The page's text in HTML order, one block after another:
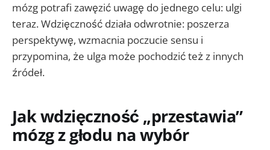
mózg potrafi zawęzić uwagę do jednego celu: ulgi
teraz. Wdzięczność działa odwrotnie: poszerza
perspektywę, wzmacnia poczucie sensu i
przypomina, że ulga może pochodzić też z innych
źródeł.
Jak wdzięczność „przestawia”
mózg z głodu na wybór